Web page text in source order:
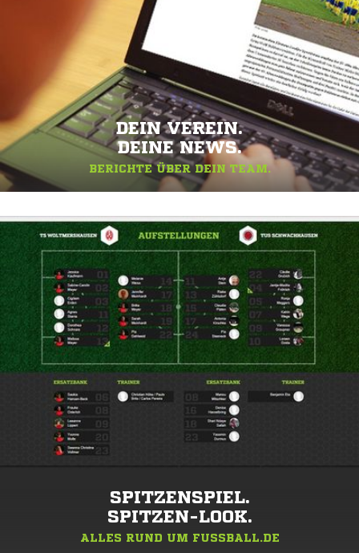
DEIN VEREIN.
DEINE NEWS.
BERICHTE ÜBER DEIN TEAM.
SPITZENSPIEL.
SPITZEN-LOOK.
ALLES RUND UM FUSSBALL.DE